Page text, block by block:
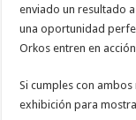
enviado un resultado
una oportunidad
Orkos entren en
Si cumples con
exhibición para